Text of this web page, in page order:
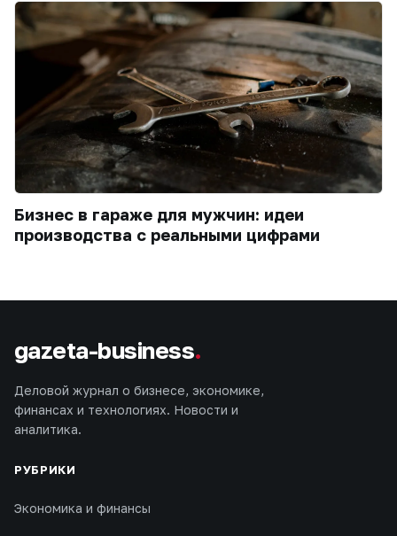
Бизнес в гараже для мужчин: идеи
производства с реальными цифрами
gazeta-business.
Деловой журнал о бизнесе, экономике,
финансах и технологиях. Новости и
аналитика.
РУБРИКИ
Экономика и финансы